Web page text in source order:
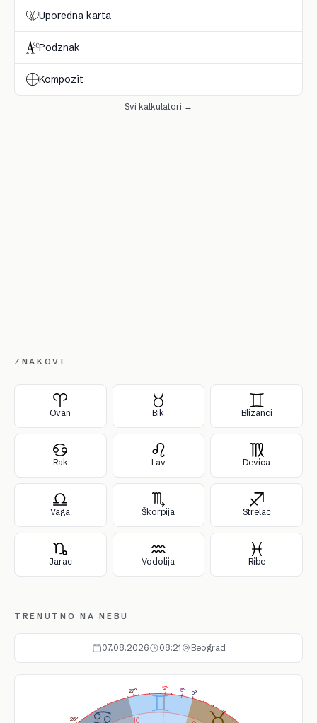
Uporedna karta
Podznak
Kompozit
Svi kalkulatori →
ZNAKOVI
Ovan Bik Blizanci
Rak Lav Devica
Vaga Škorpija Strelac
Jarac Vodolija Ribe
TRENUTNO NA NEBU
07.08.2026 08:21 Beograd
10
0°
26°
27° 5°
12°